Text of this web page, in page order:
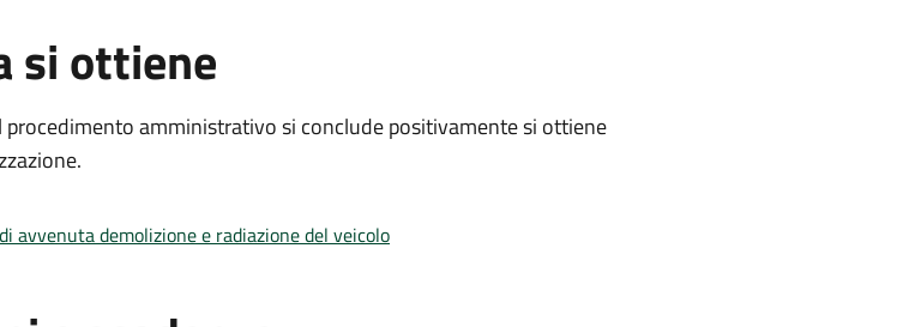
si ottiene
procedimento amministrativo si conclude positivamente si ottiene
avvenuta demolizione e radiazione del veicolo